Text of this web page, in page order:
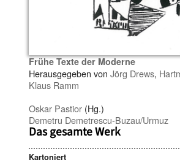
Frühe Texte der Moderne
Herausgegeben von Jörg Drews,
Klaus Ramm
Oskar Pastior (Hg.)
Demetru Demetrescu-Buzau/Urmuz
Das gesamte Werk
Kartoniert